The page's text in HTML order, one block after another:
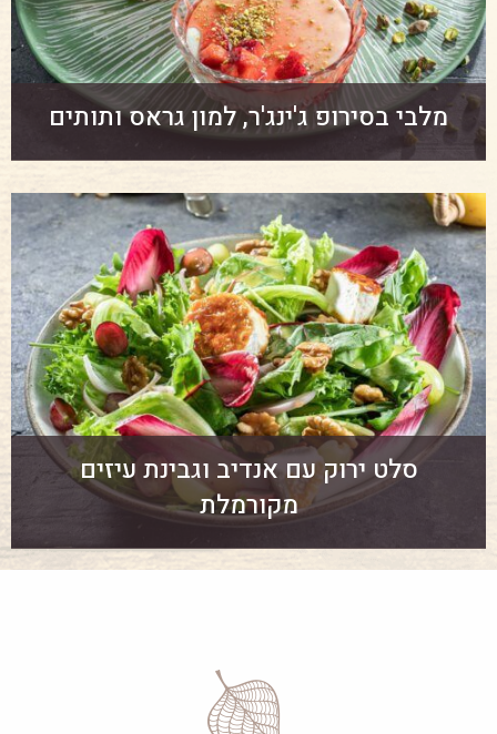
מלבי בסירופ ג'ינג'ר, למון גראס ותותים
סלט ירוק עם אנדיב וגבינת עיזים
מקורמלת